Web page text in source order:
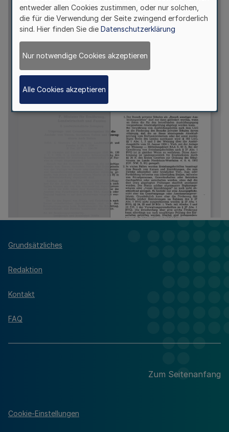
Grundsätzliches
Redaktion
Kontakt
FAQ
Zum Seitenanfang
Cookie-Einstellungen
entweder allen Cookies zustimmen, oder nur solchen,
die für die Verwendung der Seite zwingend erforderlich
sind. Hier finden Sie die Datenschutzerklärung
Nur notwendige Cookies akzeptieren
Alle Cookies akzeptieren